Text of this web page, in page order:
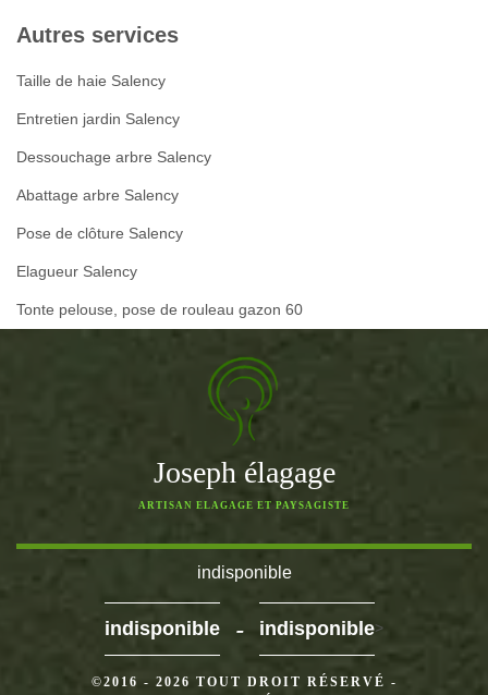
Autres services
Taille de haie Salency
Entretien jardin Salency
Dessouchage arbre Salency
Abattage arbre Salency
Pose de clôture Salency
Elagueur Salency
Tonte pelouse, pose de rouleau gazon 60
Joseph élagage
ARTISAN ELAGAGE ET PAYSAGISTE
indisponible
indisponible - indisponible>
©2016 - 2026 TOUT DROIT RÉSERVÉ -